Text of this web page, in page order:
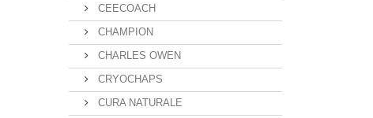
CEECOACH
CHAMPION
CHARLES OWEN
CRYOCHAPS
CURA NATURALE